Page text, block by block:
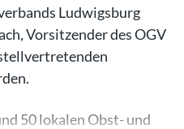
Ludwigsburg
Vorsitzender des OGV
50 lokalen Obst- und